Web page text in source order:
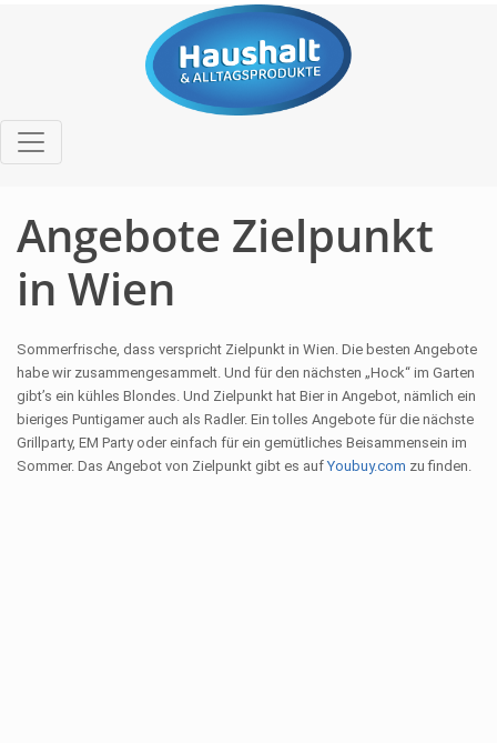
Angebote Zielpunkt
in Wien
Sommerfrische, dass verspricht Zielpunkt in Wien. Die besten Angebote
habe wir zusammengesammelt. Und für den nächsten „Hock“ im Garten
gibt’s ein kühles Blondes. Und Zielpunkt hat Bier in Angebot, nämlich ein
bieriges Puntigamer auch als Radler. Ein tolles Angebote für die nächste
Grillparty, EM Party oder einfach für ein gemütliches Beisammensein im
Sommer. Das Angebot von Zielpunkt gibt es aufYoubuy.com zu finden.